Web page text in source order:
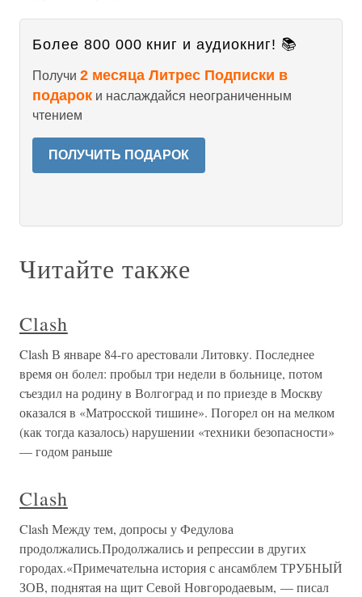
Более 800 000 книг и аудиокниг! 📚
Получи 2 месяца Литрес Подписки в
подарок и наслаждайся неограниченным
чтением
ПОЛУЧИТЬ ПОДАРОК
Читайте также
Clash
Clash В январе 84-го арестовали Литовку. Последнее
время он болел: пробыл три недели в больнице, потом
съездил на родину в Волгоград и по приезде в Москву
оказался в «Матросской тишине». Погорел он на мелком
(как тогда казалось) нарушении «техники безопасности»
— годом раньше
Clash
Clash Между тем, допросы у Федулова
продолжались.Продолжались и репрессии в других
городах.«Примечательна история с ансамблем ТРУБНЫЙ
ЗОВ, поднятая на щит Севой Новгородаевым, — писал